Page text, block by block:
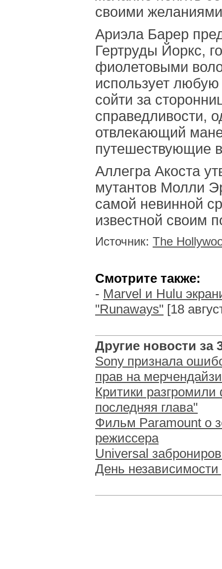
своими
Ариэла Барер
Гертруды Йоркс,
фиолетовыми
использует
сойти за
справедливости,
отвлекающий
путешествующие
Аллегра Акоста
мутантов Молли
самой невинной
известной своим
Источник: The
Смотрите также:
- Marvel и Hulu
"Runaways" [18
Другие новости за
Sony признала
прав на
Критики
последняя глава"
Фильм Paramount о
режиссера
Universal
День независимости